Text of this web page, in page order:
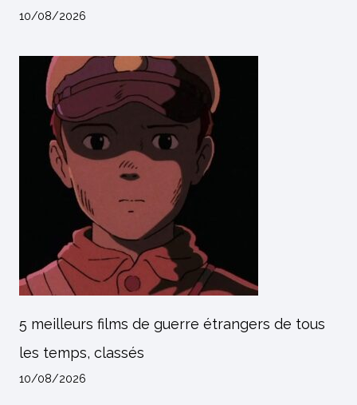
10/08/2026
5 meilleurs films de guerre étrangers de tous
les temps, classés
10/08/2026